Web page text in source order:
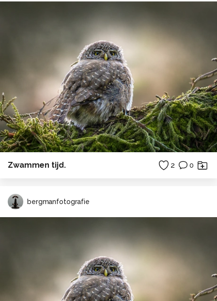
Zwammen tijd. 2 0
bergmanfotografie